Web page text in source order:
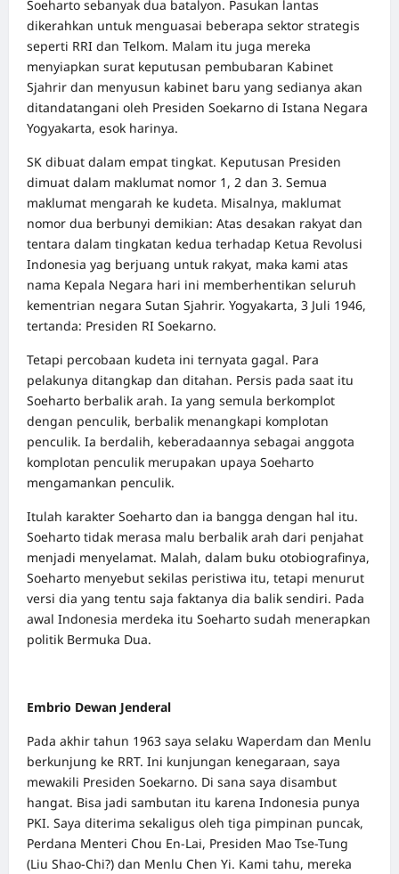
Soeharto sebanyak dua batalyon. Pasukan lantas
dikerahkan untuk menguasai beberapa sektor strategis
seperti RRI dan Telkom. Malam itu juga mereka
menyiapkan surat keputusan pembubaran Kabinet
Sjahrir dan menyusun kabinet baru yang sedianya akan
ditandatangani oleh Presiden Soekarno di Istana Negara
Yogyakarta, esok harinya.
SK dibuat dalam empat tingkat. Keputusan Presiden
dimuat dalam maklumat nomor 1, 2 dan 3. Semua
maklumat mengarah ke kudeta. Misalnya, maklumat
nomor dua berbunyi demikian: Atas desakan rakyat dan
tentara dalam tingkatan kedua terhadap Ketua Revolusi
Indonesia yag berjuang untuk rakyat, maka kami atas
nama Kepala Negara hari ini memberhentikan seluruh
kementrian negara Sutan Sjahrir. Yogyakarta, 3 Juli 1946,
tertanda: Presiden RI Soekarno.
Tetapi percobaan kudeta ini ternyata gagal. Para
pelakunya ditangkap dan ditahan. Persis pada saat itu
Soeharto berbalik arah. Ia yang semula berkomplot
dengan penculik, berbalik menangkapi komplotan
penculik. Ia berdalih, keberadaannya sebagai anggota
komplotan penculik merupakan upaya Soeharto
mengamankan penculik.
Itulah karakter Soeharto dan ia bangga dengan hal itu.
Soeharto tidak merasa malu berbalik arah dari penjahat
menjadi menyelamat. Malah, dalam buku otobiografinya,
Soeharto menyebut sekilas peristiwa itu, tetapi menurut
versi dia yang tentu saja faktanya dia balik sendiri. Pada
awal Indonesia merdeka itu Soeharto sudah menerapkan
politik Bermuka Dua.
Embrio Dewan Jenderal
Pada akhir tahun 1963 saya selaku Waperdam dan Menlu
berkunjung ke RRT. Ini kunjungan kenegaraan, saya
mewakili Presiden Soekarno. Di sana saya disambut
hangat. Bisa jadi sambutan itu karena Indonesia punya
PKI. Saya diterima sekaligus oleh tiga pimpinan puncak,
Perdana Menteri Chou En-Lai, Presiden Mao Tse-Tung
(Liu Shao-Chi?) dan Menlu Chen Yi. Kami tahu, mereka